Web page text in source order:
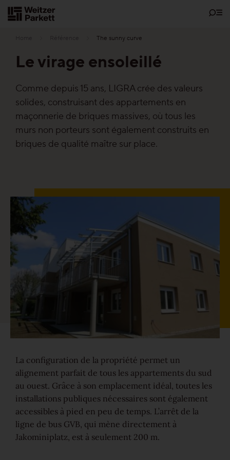
Parquet
Les fonctions
Parquet Santé
Parquet pour rénovation
Couleurs
Gammes
Platzhalter Maserungen
Calme
Vivant
Caractère
Zum
Inhalt
The sunny curve
Le virage ensoleillé
Comme depuis 15 ans, LIGRA crée des valeurs
solides, construisant des appartements en
maçonnerie de briques massives, où tous les
murs non porteurs sont également construits en
briques de qualité maître sur place.
La configuration de la propriété permet un
alignement parfait de tous les appartements du sud
au ouest. Grâce à son emplacement idéal, toutes les
installations publiques nécessaires sont également
accessibles à pied en peu de temps. L’arrêt de la
ligne de bus GVB, qui mène directement à
Jakominiplatz, est à seulement 200 m.